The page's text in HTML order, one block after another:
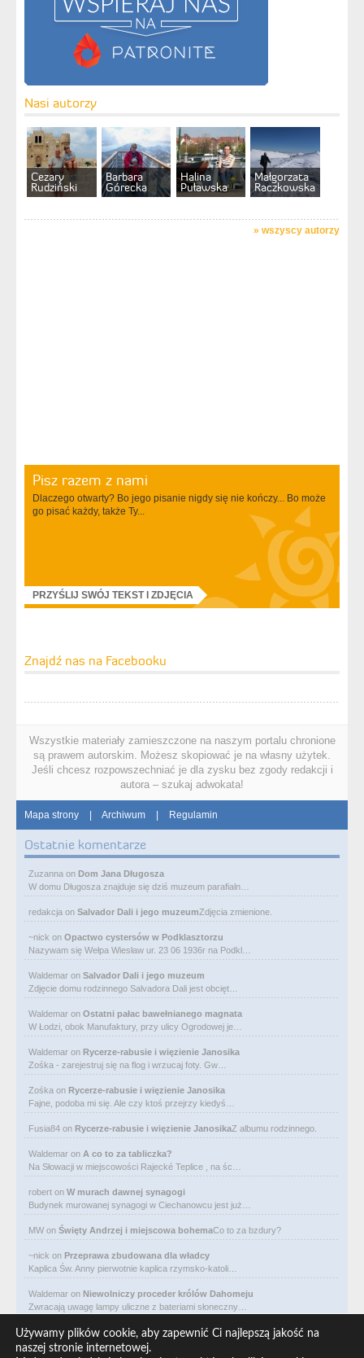
Nasi autorzy
Cezary
Rudziński
Barbara
Górecka
Halina
Puławska
Małgorzata
Raczkowska
» wszyscy autorzy
Pisz razem z nami
Dlaczego otwarty? Bo jego pisanie nigdy się nie kończy... Bo może
go pisać każdy, także Ty...
PRZYŚLIJ SWÓJ TEKST I ZDJĘCIA
Znajdź nas na Facebooku
Wszystkie materiały zamieszczone na naszym portalu chronione
są prawem autorskim. Możesz skopiować je na własny użytek.
Jeśli chcesz rozpowszechniać je dla zysku bez zgody redakcji i
autora – szukaj adwokata!
Mapa strony | Archiwum | Regulamin
Ostatnie komentarze
Zuzanna on Dom Jana Długosza
W domu Długosza znajduje się dziś muzeum parafialn…
redakcja on Salvador Dali i jego muzeumZdjęcia zmienione.
~nick on Opactwo cystersów w Podklasztorzu
Nazywam się Wełpa Wiesław ur. 23 06 1936r na Podkl…
Waldemar on Salvador Dali i jego muzeum
Zdjęcie domu rodzinnego Salvadora Dali jest obcięt…
Waldemar on Ostatni pałac bawełnianego magnata
W Łodzi, obok Manufaktury, przy ulicy Ogrodowej je…
Waldemar on Rycerze-rabusie i więzienie Janosika
Zośka - zarejestruj się na flog i wrzucaj foty. Gw…
Zośka on Rycerze-rabusie i więzienie Janosika
Fajne, podoba mi się. Ale czy ktoś przejrzy kiedyś…
Fusia84 on Rycerze-rabusie i więzienie JanosikaZ albumu rodzinnego.
Waldemar on A co to za tabliczka?
Na Słowacji w miejscowości Rajecké Teplice , na śc…
robert on W murach dawnej synagogi
Budynek murowanej synagogi w Ciechanowcu jest już…
MW on Święty Andrzej i miejscowa bohemaCo to za bzdury?
~nick on Przeprawa zbudowana dla władcy
Kaplica Św. Anny pierwotnie kaplica rzymsko-katoli…
Waldemar on Niewolniczy proceder królów Dahomeju
Zwracają uwagę lampy uliczne z bateriami słoneczny…
Waldemar on Adam Asnyk. Poeta z mojego miasta
CIEKAWOSTKA że pod banderą Malty pływa statek m/v…
Używamy plików cookie, aby zapewnić Ci najlepszą jakość na
naszej stronie internetowej.